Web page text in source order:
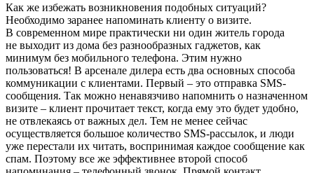
Как же избежать возникновения подобных ситуаций?
Необходимо заранее напоминать клиенту о визите.
В современном мире практически ни один житель города
не выходит из дома без разнообразных гаджетов, как
минимум без мобильного телефона. Этим нужно
пользоваться! В арсенале дилера есть два основных способа
коммуникации с клиентами. Первый – это отправка SMS-
сообщения. Так можно ненавязчиво напомнить о назначенном
визите – клиент прочитает текст, когда ему это будет удобно,
не отвлекаясь от важных дел. Тем не менее сейчас
осуществляется большое количество SMS-рассылок, и люди
уже перестали их читать, воспринимая каждое сообщение как
спам. Поэтому все же эффективнее второй способ